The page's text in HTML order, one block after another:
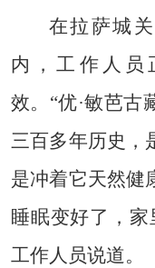
在拉萨城
内，工作人员
效。“优·敏芭古
三百多年历史，
是冲着它天然健
睡眠变好了，
工作人员说道。